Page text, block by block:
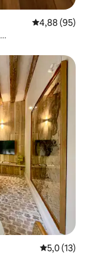
საშუალო
4,88 (95)
საშუალო
5,0 (13)